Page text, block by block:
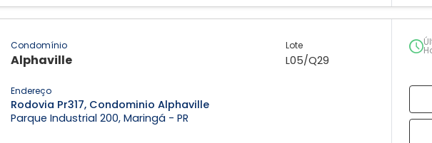
Condomínio
Alphaville
Endereço
Rodovia Pr317, Condominio Alphaville
Parque Industrial 200, Maringá - PR
Lote
L05/Q29